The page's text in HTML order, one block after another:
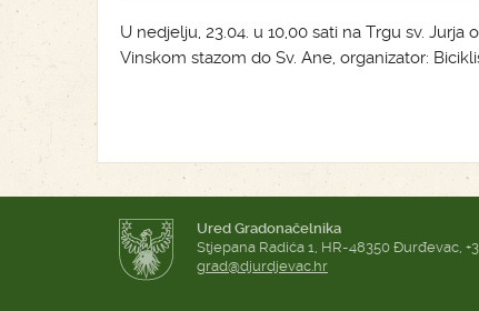
U nedjelju, 23.04. u 10,00 sati na Trgu sv.
Vinskom stazom do Sv. Ane, organizator:
Ured Gradonačelnika
Stjepana Radića 1, HR-48350 Đurđevac,
grad@djurdjevac.hr